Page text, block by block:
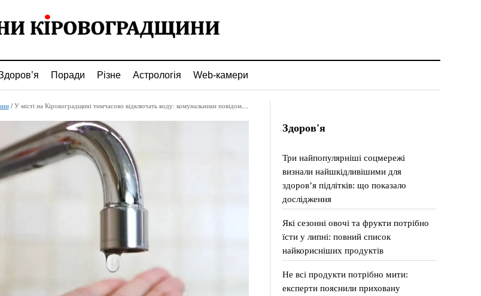
Поради Різне Астрологія Web-камери
/ У місті на Кіровоградщині тимчасово відключать воду: комунальники повідомили графік робіт
Здоров'я
Три найпопулярніші соцмережі
визнали найшкідливішими для
здоров’я підлітків: що показало
дослідження
Які сезонні овочі та фрукти потрібно
їсти у липні: повний список
найкорисніших продуктів
Не всі продукти потрібно мити:
експерти пояснили приховану